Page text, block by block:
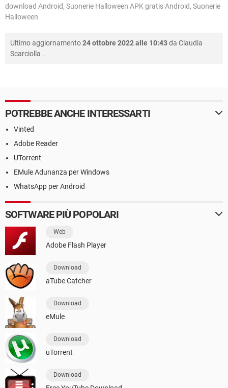
download Android, Suonerie Halloween APK gratis Android, Suonerie
Halloween
Ultimo aggiornamento24 ottobre 2022 alle 10:43da Claudia
Scarciolla .
POTREBBE ANCHE INTERESSARTI
Vinted
Adobe Reader
UTorrent
EMule Adunanza per Windows
WhatsApp per Android
SOFTWARE PIÙ POPOLARI
Web
Adobe Flash Player
Download
aTube Catcher
Download
eMule
Download
uTorrent
Download